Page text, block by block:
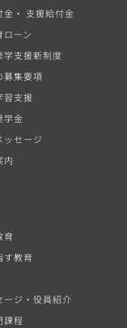
金・ 支援給付金
ーン
学支援新制度
募集要項
習支援
学金
ッセージ
内
育
す教育
ージ・役員紹介
課程